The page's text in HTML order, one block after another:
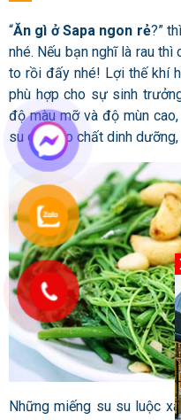
“Ăn gì ở Sapa ngon rẻ?”
nhé. Nếu bạn nghĩ là rau
to rồi đấy nhé! Lợi thế khí
phù hợp cho sự sinh
độ màu mỡ và độ mùn
su dồi dào chất dinh
Những miếng su su luộc